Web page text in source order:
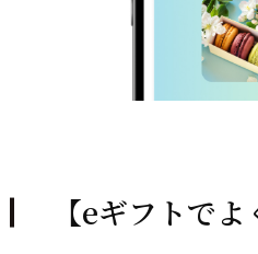
【eギフトでよ